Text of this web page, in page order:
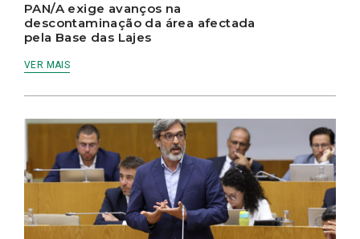
PAN/A exige avanços na
descontaminação da área afectada
pela Base das Lajes
VER MAIS